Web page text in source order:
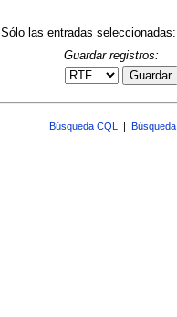
Sólo las entradas seleccionadas:
Guardar registros:
Guardar
Búsqueda CQL